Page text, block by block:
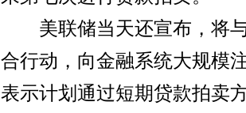
美联储当天还宣布，将与
合行动，向金融系统大规模
表示计划通过短期贷款拍卖